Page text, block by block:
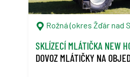
Rožná (okres Žďár nad
SKLÍZECÍ MLÁTIČKA NEW
DOVOZ MLÁTIČKY NA